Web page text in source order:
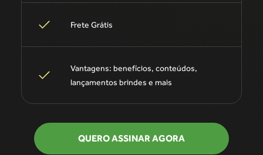
Frete Grátis
Vantagens: benefícios, conteúdos,
lançamentos brindes e mais
QUERO ASSINAR AGORA